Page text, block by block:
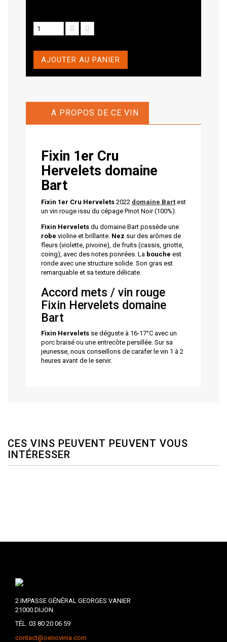
AJOUTER AU PANIER
A PROPOS DE CE VIN
Fixin 1er Cru
Hervelets domaine
Bart
Fixin 1er Cru Hervelets2022 domaine Bartest
un vin rouge issu du cépage Pinot Noir (100%).
Fixin Herveletsdu domaine Bart possède une
robe violine et brillante. Nez sur des arômes de
fleurs (violette, pivoine), de fruits (cassis, griotte,
coing), avec des notes poivrées. La bouche est
ronde avec une structure solide. Son gras est
remarquable et sa texture délicate.
Accord mets / vin rouge
Fixin Hervelets domaine
Bart
Fixin Herveletsse déguste à 16-17°C avec un
porc braisé ou une entrecôte persillée. Sur sa
jeunesse, nous conseillons de carafer le vin 1 à 2
heures avant de le servir.
CES VINS PEUVENT PEUVENT VOUS
INTÉRESSER
2 IMPASSE GÉNÉRAL GEORGES VANIER
21000 DIJON
TÉL. 03 80 20 06 59
contact@oenovinia.com